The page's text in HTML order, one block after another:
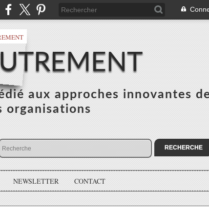
aux approches innovantes
organisations
NEWSLETTER CONTACT